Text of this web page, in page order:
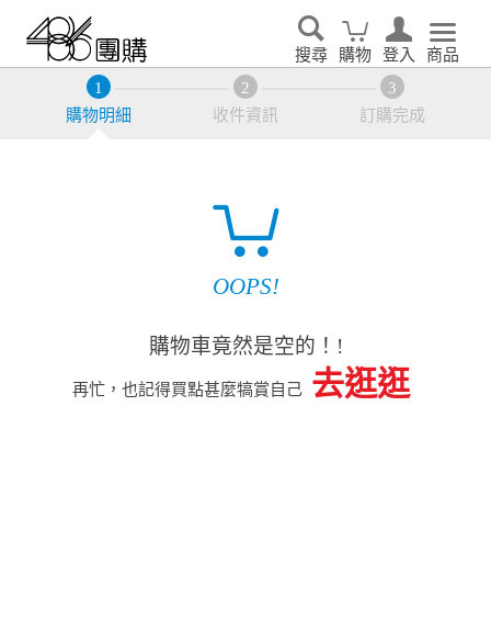
搜尋 購物 登入 商品
購物明細 收件資訊 訂購完成
OOPS!
購物車竟然是空的！!
再忙，也記得買點甚麼犒賞自己 去逛逛